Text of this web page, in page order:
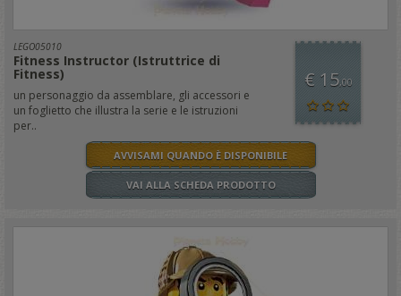
LEGO05010
Fitness Instructor (Istruttrice di
Fitness)
un personaggio da assemblare, gli accessori e
un foglietto che illustra la serie e le istruzioni
per..
€ 15,00
AVVISAMI QUANDO È DISPONIBILE
VAI ALLA SCHEDA PRODOTTO